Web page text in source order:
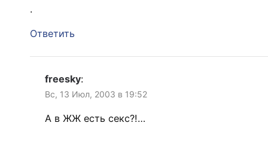
.
Ответить
freesky:
Вс, 13 Июл, 2003 в 19:52
А в ЖЖ есть секс?!…